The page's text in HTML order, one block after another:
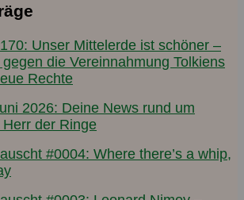
Unser Mittelerde ist schöner –
die Vereinnahmung Tolkiens
Rechte
2026: Deine News rund um
der Ringe
#0004: Where there’s a whip,